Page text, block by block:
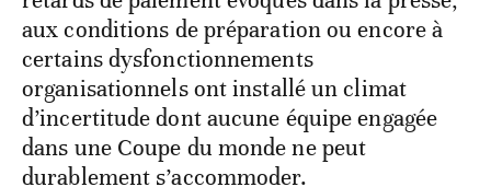
aux conditions de préparation ou encore à
certains dysfonctionnements
organisationnels ont installé un climat
d’incertitude dont aucune équipe engagée
dans une Coupe du monde ne peut
durablement s’accommoder.